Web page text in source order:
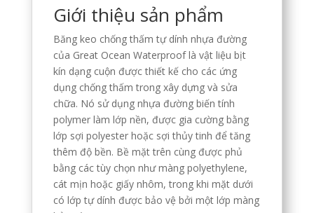
Giới thiệu sản phẩm
Băng keo chống thấm tự dính nhựa đường
của Great Ocean Waterproof là vật liệu bịt
kín dạng cuộn được thiết kế cho các ứng
dụng chống thấm trong xây dựng và sửa
chữa. Nó sử dụng nhựa đường biến tính
polymer làm lớp nền, được gia cường bằng
lớp sợi polyester hoặc sợi thủy tinh để tăng
thêm độ bền. Bề mặt trên cùng được phủ
bằng các tùy chọn như màng polyethylene,
cát mịn hoặc giấy nhôm, trong khi mặt dưới
có lớp tự dính được bảo vệ bởi một lớp màng